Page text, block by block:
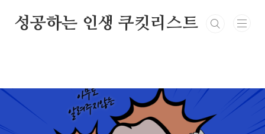
성공하는 인생 쿠킷리스트